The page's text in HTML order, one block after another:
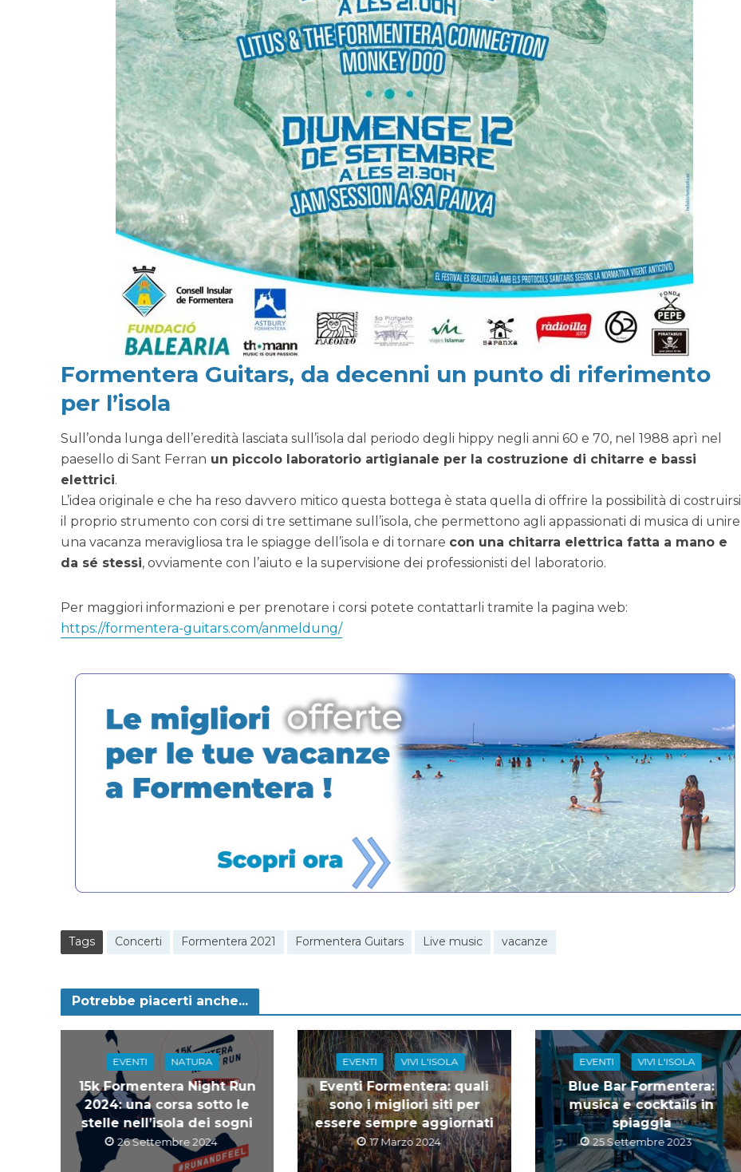
Formentera Guitars, da decenni un punto di riferimento
per l’isola
Sull’onda lunga dell’eredità lasciata sull’isola dal periodo degli hippy negli anni 60 e 70, nel 1988 aprì nel
paesello di Sant Ferran un piccolo laboratorio artigianale per la costruzione di chitarre e bassi
elettrici.
L’idea originale e che ha reso davvero mitico questa bottega è stata quella di offrire la possibilità di costruirsi
il proprio strumento con corsi di tre settimane sull’isola, che permettono agli appassionati di musica di unire
una vacanza meravigliosa tra le spiagge dell’isola e di tornare con una chitarra elettrica fatta a mano e
da sé stessi, ovviamente con l’aiuto e la supervisione dei professionisti del laboratorio.
Per maggiori informazioni e per prenotare i corsi potete contattarli tramite la pagina web:
https://formentera-guitars.com/anmeldung/
Tags Concerti Formentera 2021 Formentera Guitars Live music vacanze
Potrebbe piacerti anche...
EVENTI NATURA
15k Formentera Night Run
2024: una corsa sotto le
stelle nell’isola dei sogni
26 Settembre 2024
EVENTI VIVI L'ISOLA
Eventi Formentera: quali
sono i migliori siti per
essere sempre aggiornati
17 Marzo 2024
EVENTI VIVI L'ISOLA
Blue Bar Formentera:
musica e cocktails in
spiaggia
25 Settembre 2023